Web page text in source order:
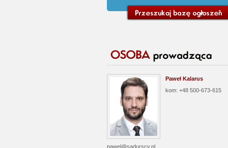
Paweł Kalarus
kom: +48 500-673-615
pawel@sadurscy.pl